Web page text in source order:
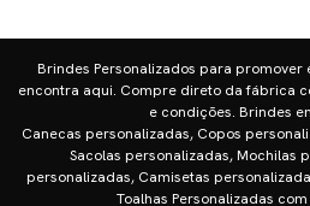
Brindes Personalizados para promover
encontra aqui. Compre direto da fábrica
e condições. Brindes
Canecas personalizadas, Copos
Sacolas personalizadas, Mochilas
personalizadas, Camisetas
Toalhas Personalizadas